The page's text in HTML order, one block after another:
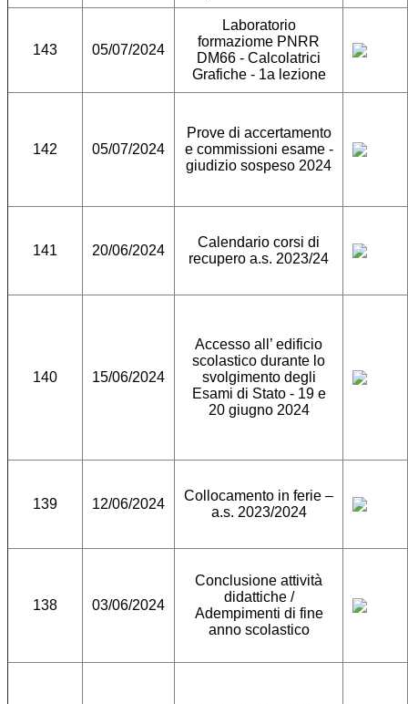
143 05/07/2024
Laboratorio
formaziome PNRR
DM66 - Calcolatrici
Grafiche - 1a lezione
142 05/07/2024
Prove di accertamento
e commissioni esame -
giudizio sospeso 2024
141 20/06/2024
Calendario corsi di
recupero a.s. 2023/24
140 15/06/2024
Accesso all’ edificio
scolastico durante lo
svolgimento degli
Esami di Stato - 19 e
20 giugno 2024
139 12/06/2024
Collocamento in ferie –
a.s. 2023/2024
138 03/06/2024
Conclusione attività
didattiche /
Adempimenti di fine
anno scolastico